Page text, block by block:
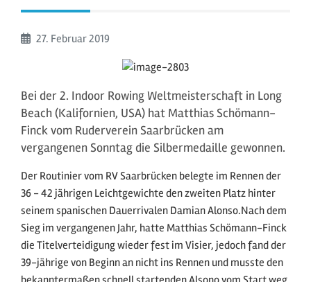
Beginn:
27. Februar2019
Bei der 2. Indoor Rowing Weltmeisterschaft in Long
Beach (Kalifornien, USA) hat Matthias Schömann-
Finck vom Ruderverein Saarbrücken am
vergangenen Sonntag die Silbermedaille gewonnen.
Der Routinier vom RV Saarbrücken belegte im Rennen der
36 - 42 jährigen Leichtgewichte den zweiten Platz hinter
seinem spanischen Dauerrivalen Damian Alonso.Nach dem
Sieg im vergangenen Jahr, hatte Matthias Schömann-Finck
die Titelverteidigung wieder fest im Visier, jedoch fand der
39-jährige von Beginn an nicht ins Rennen und musste den